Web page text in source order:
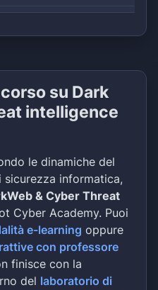
su Dark
intelligence
le dinamiche del
sicurezza informatica,
& Cyber Threat
Cyber Academy. Puoi
e-learning oppure
con professore
finisce con la
del laboratorio di